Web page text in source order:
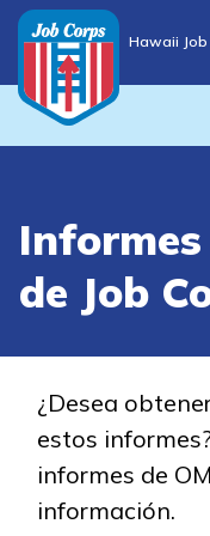
Hawaii Job
Vida
Estudiar
de Job
¿Desea
estos
informes de
información.